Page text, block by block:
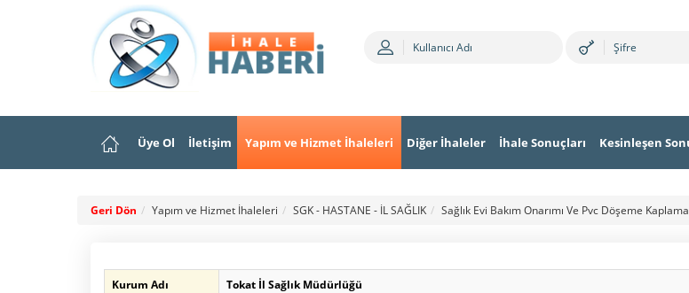
Üye Ol İletişim Yapım ve Hizmet İhaleleri Diğer İhaleler İhale Sonuçları Kesinleşen
Geri Dön Yapım ve Hizmet İhaleleri SGK - HASTANE - İL SAĞLIK Sağlık Evi Bakım Onarımı Ve Pvc Döşeme
Kurum Adı
Tokat İl Sağlık Müdürlüğü